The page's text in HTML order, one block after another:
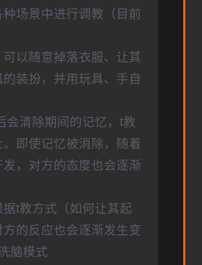
种场景中进行调教（目前
可以随意掉落衣服、让其
的装扮，并用玩具、手自
会清除期间的记忆，t教
。即使记忆被消除，随着
发，对方的态度也会逐渐
据t教方式（如何让其起
方的反应也会逐渐发生变
脑模式